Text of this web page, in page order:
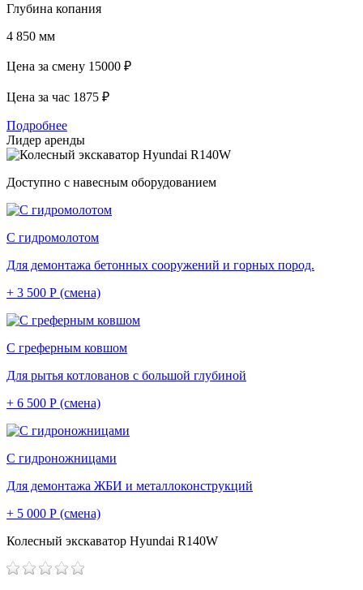
Глубина копания
4 850 мм
Цена за смену 15000 ₽
Цена за час 1875 ₽
Подробнее
Лидер аренды
Доступно с навесным оборудованием
С гидромолотом
Для демонтажа бетонных сооружений и горных пород.
+ 3 500 Р (смена)
С греферным ковшом
Для рытья котлованов с большой глубиной
+ 6 500 Р (смена)
С гидроножницами
Для демонтажа ЖБИ и металлоконструкций
+ 5 000 Р (смена)
Колесный экскаватор Hyundai R140W